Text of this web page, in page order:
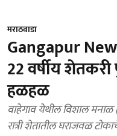
मराठवाडा
Gangapur
22 वर्षीय शेतकरी
हळहळ
वाहेगाव येथील विशाल मनाळ
रात्री शेतातील घराजवळ